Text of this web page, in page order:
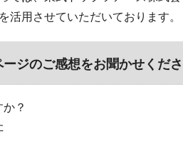
活用させていただいております。
ジのご感想をお聞かせくだ
？